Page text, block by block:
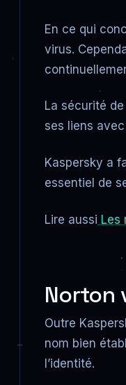
En ce qui
virus.
La sécurité
ses liens
Kaspersky a
essentiel de
Lire aussi Les
Norton
Outre
nom bien
l’identité.